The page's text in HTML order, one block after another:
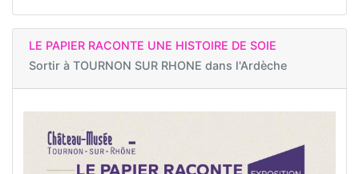
LE PAPIER RACONTE UNE HISTOIRE DE SOIE
Sortir à TOURNON SUR RHONE dans l'Ardèche